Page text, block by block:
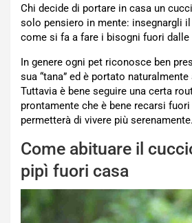
Chi decide di portare in casa un
solo pensiero in mente: insegnargli
come si fa a fare i bisogni fuori
In genere ogni pet riconosce ben
sua “tana” ed è portato
Tuttavia è bene seguire una certa
prontamente che è bene recarsi
permetterà di vivere più serenamente.
Come abituare il
pipì fuori casa